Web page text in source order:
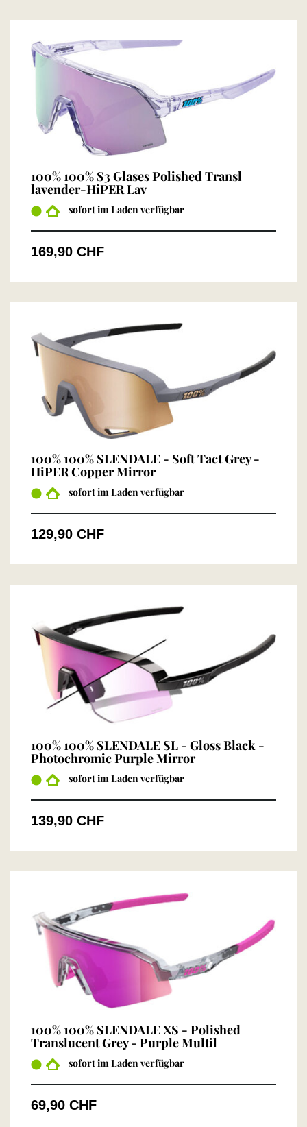
100% 100% S3 Glases Polished Transl
lavender-HiPER Lav
sofort im Laden verfügbar
169,90 CHF
100% 100% SLENDALE - Soft Tact Grey -
HiPER Copper Mirror
sofort im Laden verfügbar
129,90 CHF
100% 100% SLENDALE SL - Gloss Black -
Photochromic Purple Mirror
sofort im Laden verfügbar
139,90 CHF
100% 100% SLENDALE XS - Polished
Translucent Grey - Purple Multil
sofort im Laden verfügbar
69,90 CHF